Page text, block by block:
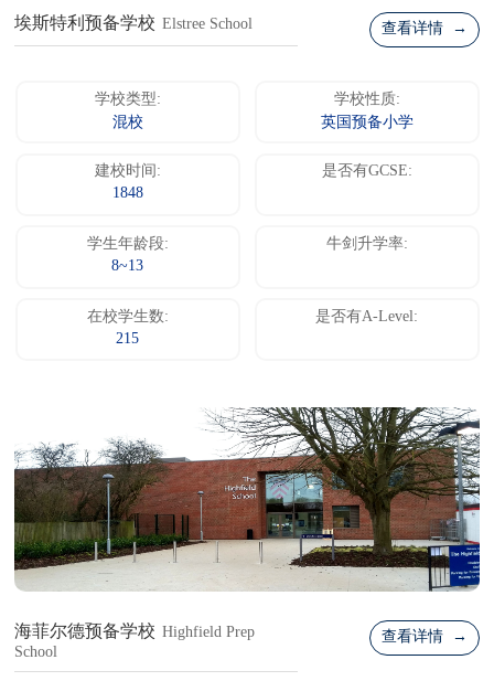
埃斯特利预备学校 Elstree School 查看详情 →
学校类型:
混校
学校性质:
英国预备小学
建校时间:
1848
是否有GCSE:
学生年龄段:
8~13
牛剑升学率:
在校学生数:
215
是否有A-Level:
海菲尔德预备学校 Highfield Prep
School
查看详情 →